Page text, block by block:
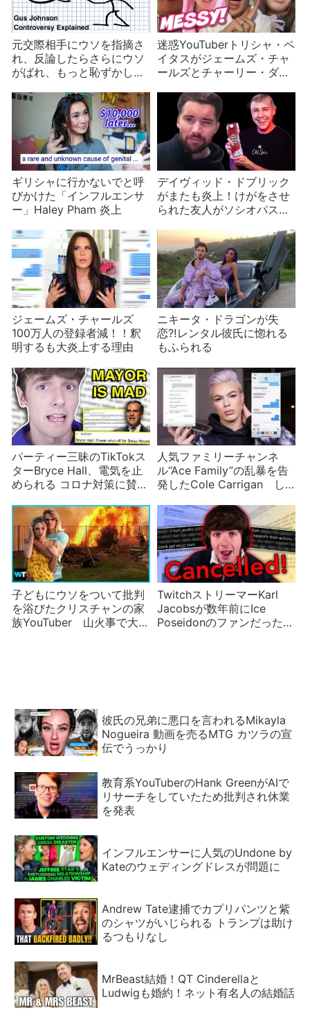
元交際相手にウソを指摘さ
れ、反論したらさらにウソ
がばれ、もっと恥ずかしい
Johnson
迷惑YouTuberトリシャ・ペ
イタスがジェームズ・チャ
ールズとチャーリー・ダミ
ギリシャに行かないでと呼
びかけた「インフルエンサ
ー」Haley Pham 炎上
デイヴィッド・ドブリック
がまたも炎上！けがをさせ
られた友人がソシオパスだ
ジェームズ・チャールズ
100万人の登録者減！！釈
明するも大炎上する理由
ニキータ・ドラゴンが失
恋⁈レンタル彼氏に惚れる
もふられる
パーティー三昧のTikTokス
ターBryce Hall、電気を止
められる コロナ対策に賛否
人気ファミリーチャンネ
ル“Ace Family”の乱暴を告
発したCole Carrigan し
子どもにウソをついて批判
を浴びたクリスチャンの家
族YouTuber 山火事で大げ
TwitchストリーマーKarl
Jacobsが数年前にIce
Poseidonのファンだったせ
彼氏の兄弟に悪口を言われるMikayla
Nogueira 動画を売るMTG カツラの宣
伝でうっかり
教育系YouTuberのHank GreenがAIで
リサーチをしていたため批判され休業
を発表
インフルエンサーに人気のUndone by
Kateのウェディングドレスが問題に
Andrew Tate逮捕でカプリパンツと紫
のシャツがいじられる トランプは助け
るつもりなし
MrBeast結婚！QT Cinderellaと
Ludwigも婚約！ネット有名人の結婚話